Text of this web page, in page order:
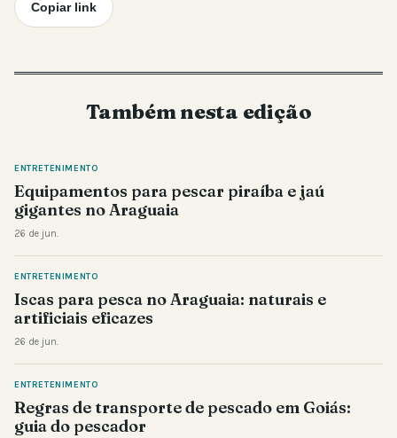
Copiar link
Também nesta edição
ENTRETENIMENTO
Equipamentos para pescar piraíba e jaú
gigantes no Araguaia
26 de jun.
ENTRETENIMENTO
Iscas para pesca no Araguaia: naturais e
artificiais eficazes
26 de jun.
ENTRETENIMENTO
Regras de transporte de pescado em Goiás:
guia do pescador